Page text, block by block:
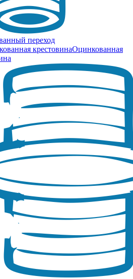
переход
Оцинкованная